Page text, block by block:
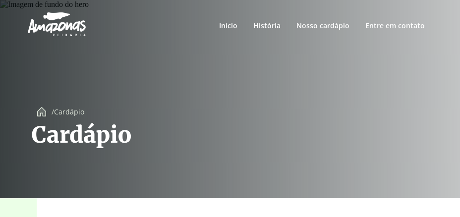
Início História Nosso cardápio Entre em contato
/Cardápio
Cardápio